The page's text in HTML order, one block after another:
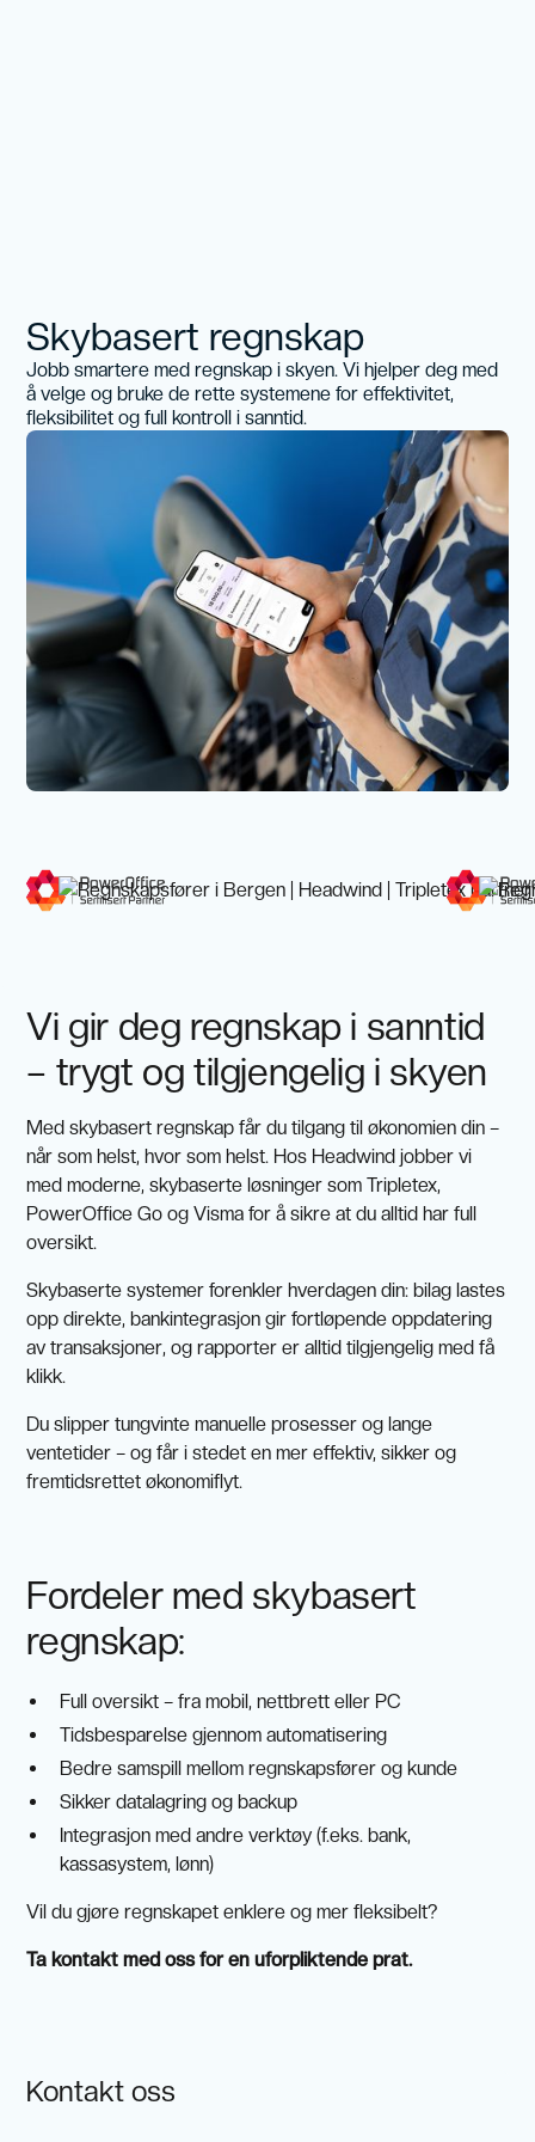
Skybasert regnskap
Jobb smartere med regnskap i skyen. Vi hjelper deg med
å velge og bruke de rette systemene for effektivitet,
fleksibilitet og full kontroll i sanntid.
Vi gir deg regnskap i sanntid
– trygt og tilgjengelig i skyen
Med skybasert regnskap får du tilgang til økonomien din –
når som helst, hvor som helst. Hos Headwind jobber vi
med moderne, skybaserte løsninger som Tripletex,
PowerOffice Go og Visma for å sikre at du alltid har full
oversikt.
Skybaserte systemer forenkler hverdagen din: bilag lastes
opp direkte, bankintegrasjon gir fortløpende oppdatering
av transaksjoner, og rapporter er alltid tilgjengelig med få
klikk.
Du slipper tungvinte manuelle prosesser og lange
ventetider – og får i stedet en mer effektiv, sikker og
fremtidsrettet økonomiflyt.
Fordeler med skybasert
regnskap:
Full oversikt – fra mobil, nettbrett eller PC
Tidsbesparelse gjennom automatisering
Bedre samspill mellom regnskapsfører og kunde
Sikker datalagring og backup
Integrasjon med andre verktøy (f.eks. bank,
kassasystem, lønn)
Vil du gjøre regnskapet enklere og mer fleksibelt?
Ta kontakt med oss for en uforpliktende prat.
Kontakt oss